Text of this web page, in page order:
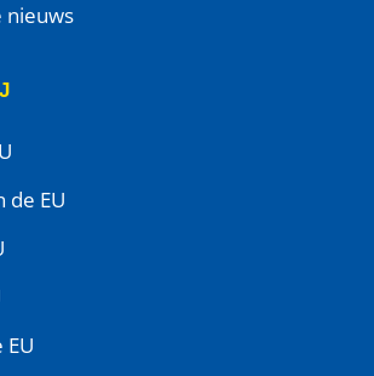
nieuws
de EU